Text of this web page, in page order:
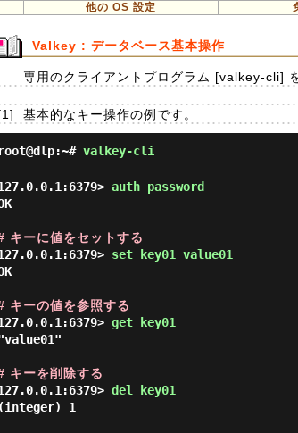
他の OS 設定
Valkey : データベース基本操作
専用のクライアントプログラム [valkey-cli]
基本的なキー操作の例です。
root@dlp:~# valkey-cli
auth password
キーに値をセットする
set key01 value01
キーの値を参照する
get key01
キーを削除する
del key01
(integer) 1